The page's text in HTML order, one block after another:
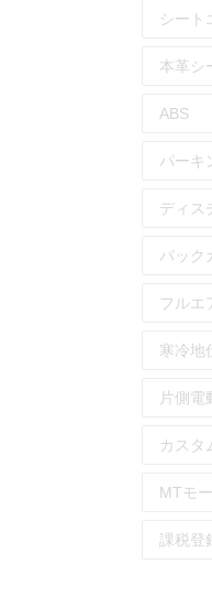
シート
本革シ
ABS
パーキ
ディス
バック
フルエ
寒冷地
片側電
カスタ
MTモ
課税登